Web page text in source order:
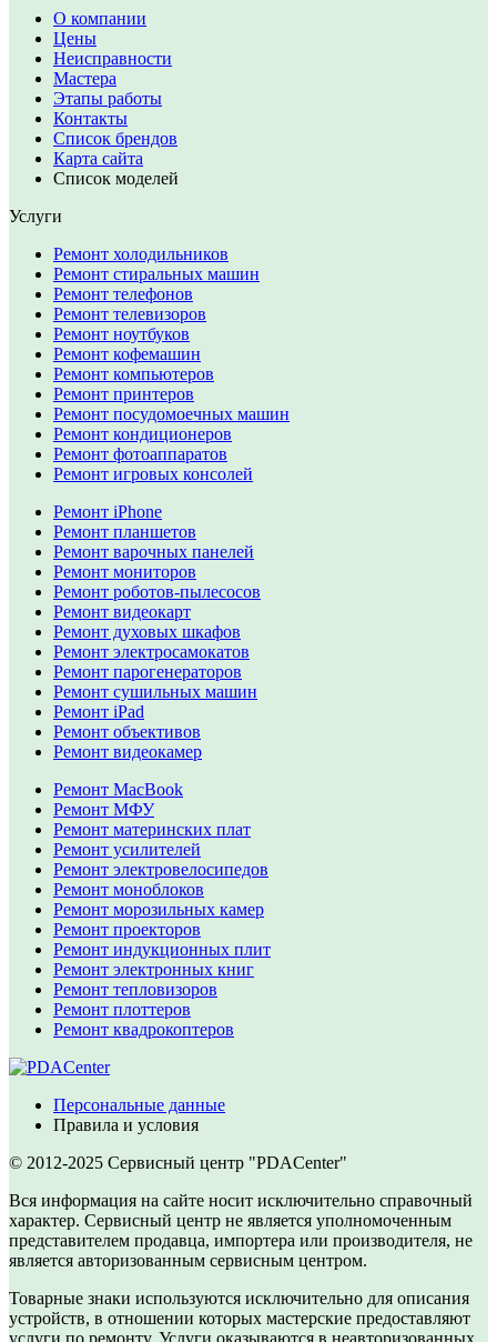
О компании
Цены
Неисправности
Мастера
Этапы работы
Контакты
Список брендов
Карта сайта
Список моделей
Услуги
Ремонт холодильников
Ремонт стиральных машин
Ремонт телефонов
Ремонт телевизоров
Ремонт ноутбуков
Ремонт кофемашин
Ремонт компьютеров
Ремонт принтеров
Ремонт посудомоечных машин
Ремонт кондиционеров
Ремонт фотоаппаратов
Ремонт игровых консолей
Ремонт iPhone
Ремонт планшетов
Ремонт варочных панелей
Ремонт мониторов
Ремонт роботов-пылесосов
Ремонт видеокарт
Ремонт духовых шкафов
Ремонт электросамокатов
Ремонт парогенераторов
Ремонт сушильных машин
Ремонт iPad
Ремонт объективов
Ремонт видеокамер
Ремонт MacBook
Ремонт МФУ
Ремонт материнских плат
Ремонт усилителей
Ремонт электровелосипедов
Ремонт моноблоков
Ремонт морозильных камер
Ремонт проекторов
Ремонт индукционных плит
Ремонт электронных книг
Ремонт тепловизоров
Ремонт плоттеров
Ремонт квадрокоптеров
Персональные данные
Правила и условия
© 2012-2025 Сервисный центр "PDACenter"
Вся информация на сайте носит исключительно справочный
характер. Сервисный центр не является уполномоченным
представителем продавца, импортера или производителя, не
является авторизованным сервисным центром.
Товарные знаки используются исключительно для описания
устройств, в отношении которых мастерские предоставляют